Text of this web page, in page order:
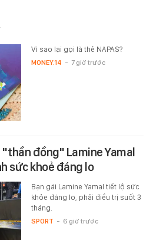
Vì sao lại gọi là thẻ NAPAS?
MONEY.14 - 7 giờ trước
"thần đồng" Lamine Yamal
sức khoẻ đáng lo
Bạn gái Lamine Yamal tiết lộ sức
khỏe đáng lo, phải điều trị suốt 3
tháng.
SPORT - 6 giờ trước